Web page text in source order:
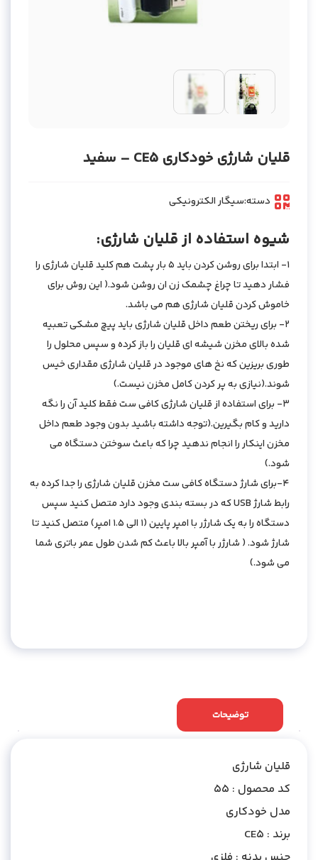
قلیان شارژی خودکاری CE5 – سفید
دسته:سیگار الکترونیکی
شیوه استفاده از قلیان شارژی:
1- ابتدا برای روشن کردن باید 5 بار پشت هم کلید قلیان شارژی را
فشار دهید تا چراغ چشمک زن ان روشن شود.( این روش برای
خاموش کردن قلیان شارژی هم می باشد.
2- برای ریختن طعم داخل قلیان شارژی باید پیچ مشکی تعبیه
شده بالای مخزن شیشه ای قلیان را باز کرده و سپس محلول را
طوری بریزین که نخ های موجود در قلیان شارژی مقداری خیس
شوند.(نیازی به پر کردن کامل مخزن نیست.)
3- برای استفاده از قلیان شارژی کافی ست فقط کلید آن را نگه
دارید و کام بگیرین.(توجه داشته باشید بدون وجود طعم داخل
مخزن اینکار را انجام ندهید چرا که باعث سوختن دستگاه می
شود.)
4-برای شارژ دستگاه کافی ست مخزن قلیان شارژی را جدا کرده به
رابط شارژ USB که در بسته بندی وجود دارد متصل کنید سپس
دستگاه را به یک شارژر با امپر پایین (1 الی 1.5 امپر) متصل کنید تا
شارژ شود. ( شارژر با آمپر بالا باعث کم شدن طول عمر باتری شما
می شود.)
توضیحات
قلیان شارژی
کد محصول : 55
مدل خودکاری
برند : CE5